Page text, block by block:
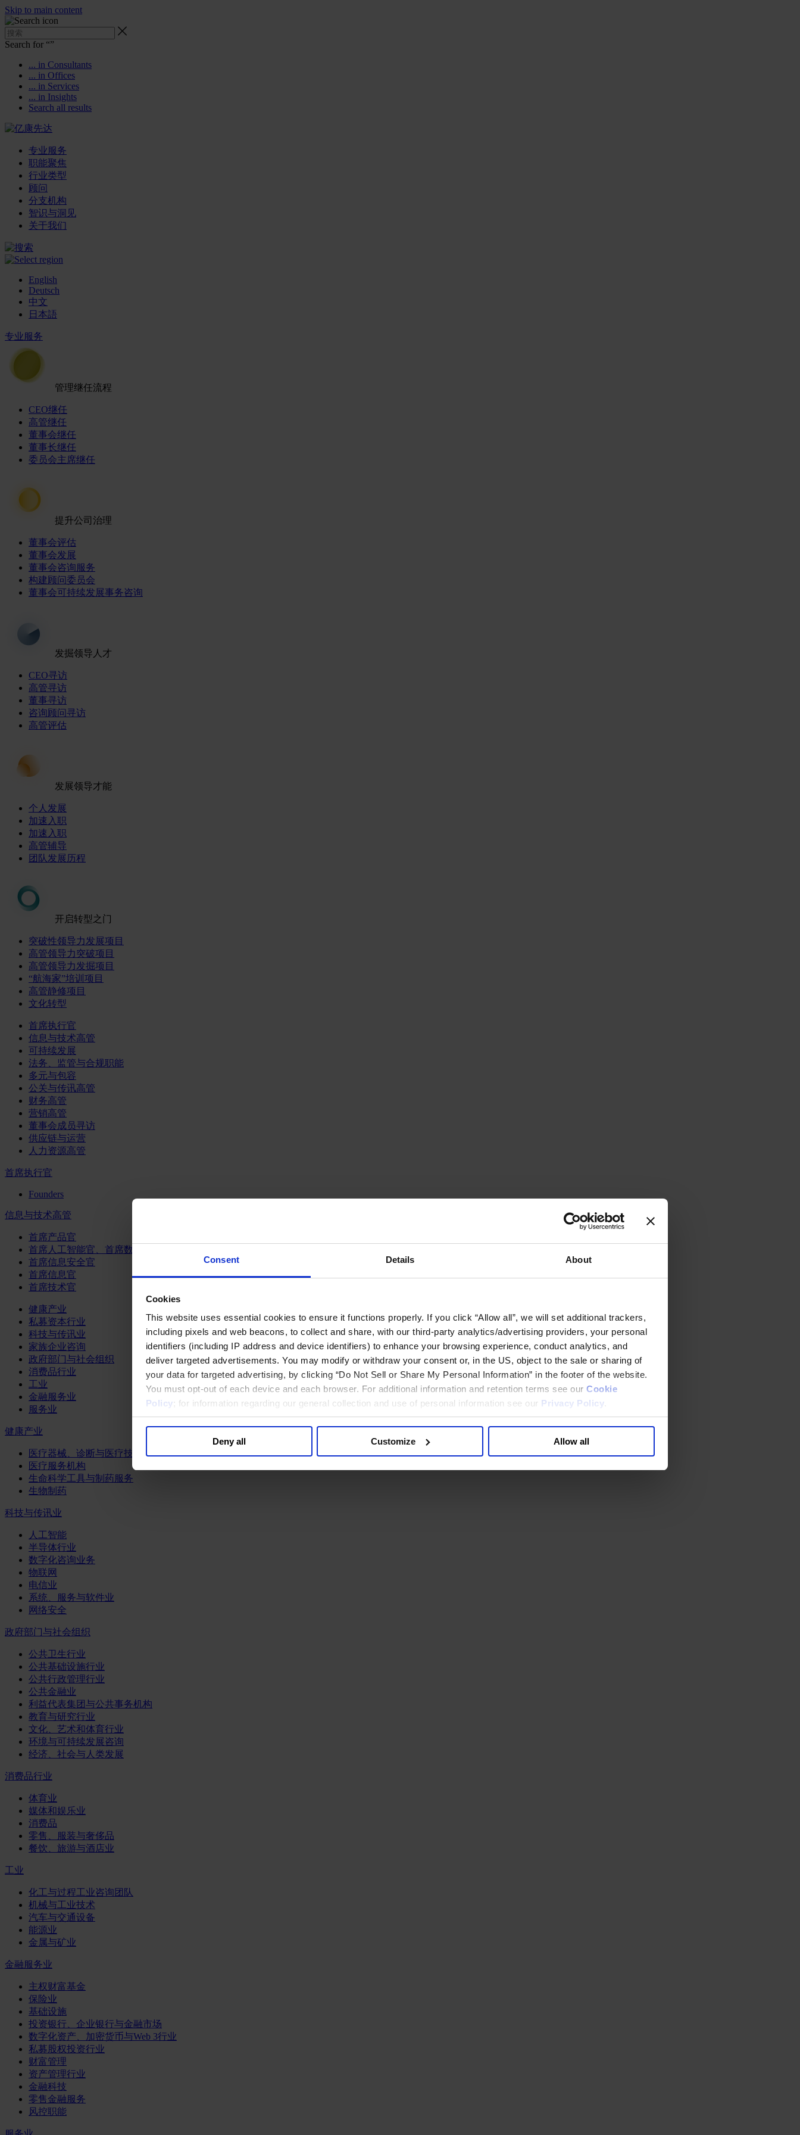
Consent Details About
Cookies
This website uses essential cookies to ensure it functions properly. If you click “Allow all”, we will set additional trackers,
including pixels and web beacons, to collect and share, with our third-party analytics/advertising providers, your personal
identifiers (including IP address and device identifiers) to enhance your browsing experience, conduct analytics, and
deliver targeted advertisements. You may modify or withdraw your consent or, in the US, object to the sale or sharing of
your data for targeted advertising, by clicking “Do Not Sell or Share My Personal Information” in the footer of the website.
You must opt-out of each device and each browser. For additional information and retention terms see our Cookie
Policy; for information regarding our general collection and use of personal information see our Privacy Policy
Deny all Customize Allow all
Skip to main content
Search for “”
... in Consultants
... in Offices
... in Services
... in Insights
Search all results
专业服务
职能聚焦
行业类型
顾问
分支机构
智识与洞见
关于我们
English
Deutsch
中文
日本語
专业服务
管理继任流程
CEO继任
高管继任
董事会继任
董事长继任
委员会主席继任
提升公司治理
董事会评估
董事会发展
董事会咨询服务
构建顾问委员会
董事会可持续发展事务咨询
发掘领导人才
CEO寻访
高管寻访
董事寻访
咨询顾问寻访
高管评估
发展领导才能
个人发展
加速入职
加速入职
高管辅导
团队发展历程
开启转型之门
突破性领导力发展项目
高管领导力突破项目
高管领导力发掘项目
“航海家”培训项目
高管静修项目
文化转型
首席执行官
信息与技术高管
可持续发展
法务、监管与合规职能
多元与包容
公关与传讯高管
财务高管
营销高管
董事会成员寻访
供应链与运营
人力资源高管
首席执行官
Founders
信息与技术高管
首席产品官
首席人工智能官、首席数据官和首席数据解析官
首席信息安全官
首席信息官
首席技术官
健康产业
私募资本行业
科技与传讯业
家族企业咨询
政府部门与社会组织
消费品行业
工业
金融服务业
服务业
健康产业
医疗器械、诊断与医疗技术
医疗服务机构
生命科学工具与制药服务
生物制药
科技与传讯业
人工智能
半导体行业
数字化咨询业务
物联网
电信业
系统、服务与软件业
网络安全
政府部门与社会组织
公共卫生行业
公共基础设施行业
公共行政管理行业
公共金融业
利益代表集团与公共事务机构
教育与研究行业
文化、艺术和体育行业
环境与可持续发展咨询
经济、社会与人类发展
消费品行业
体育业
媒体和娱乐业
消费品
零售、服装与奢侈品
餐饮、旅游与酒店业
工业
化工与过程工业咨询团队
机械与工业技术
汽车与交通设备
能源业
金属与矿业
金融服务业
主权财富基金
保险业
基础设施
投资银行、企业银行与金融市场
数字化资产、加密货币与Web 3行业
私募股权投资行业
财富管理
资产管理行业
金融科技
零售金融服务
风控职能